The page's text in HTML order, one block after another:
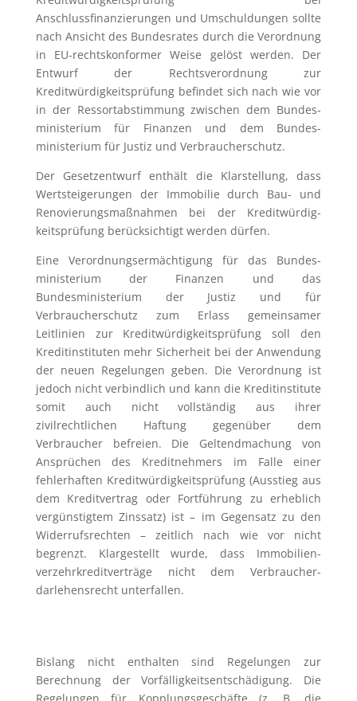
Anschlussfinanzierungen und Umschuldungen sollte
nach Ansicht des Bundesrates durch die Verordnung
in EU-rechtskonformer Weise gelöst werden. Der
Entwurf der Rechtsverordnung zur
Kreditwürdigkeitsprüfung befindet sich nach wie vor
in der Ressortabstimmung zwischen dem Bundes­
ministerium für Finanzen und dem Bundes­
ministerium für Justiz und Verbraucherschutz.
Der Gesetzentwurf enthält die Klarstellung, dass
Wertsteigerungen der Immobilie durch Bau- und
Renovierungsmaßnahmen bei der Kredit­würdig­
keitsprüfung berücksichtigt werden dürfen.
Eine Verordnungsermächtigung für das Bundes­
ministerium der Finanzen und das
Bundesministerium der Justiz und für
Verbraucherschutz zum Erlass gemeinsamer
Leitlinien zur Kredit­würdig­keitsprüfung soll den
Kreditinstituten mehr Sicherheit bei der Anwendung
der neuen Regelungen geben. Die Verordnung ist
jedoch nicht verbindlich und kann die Kreditinstitute
somit auch nicht vollständig aus ihrer
zivilrechtlichen Haftung gegenüber dem
Verbraucher befreien. Die Geltendmachung von
Ansprüchen des Kreditnehmers im Falle einer
fehlerhaften Kredit­würdig­keitsprüfung (Ausstieg aus
dem Kreditvertrag oder Fortführung zu erheblich
vergünstigtem Zinssatz) ist – im Gegensatz zu den
Widerrufsrechten – zeitlich nach wie vor nicht
begrenzt. Klargestellt wurde, dass Immobilien­
verzehrkreditverträge nicht dem Verbraucher­
darlehens­recht unterfallen.
Bislang nicht enthalten sind Regelungen zur
Berechnung der Vorfälligkeitsentschädigung. Die
Regelungen für Kopplungsgeschäfte (z. B. die